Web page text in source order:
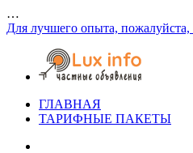
…
Для лучшего опыта,
ГЛАВНАЯ
ТАРИФНЫЕ ПАКЕТЫ